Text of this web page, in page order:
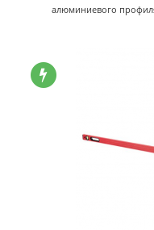
алюминиевого